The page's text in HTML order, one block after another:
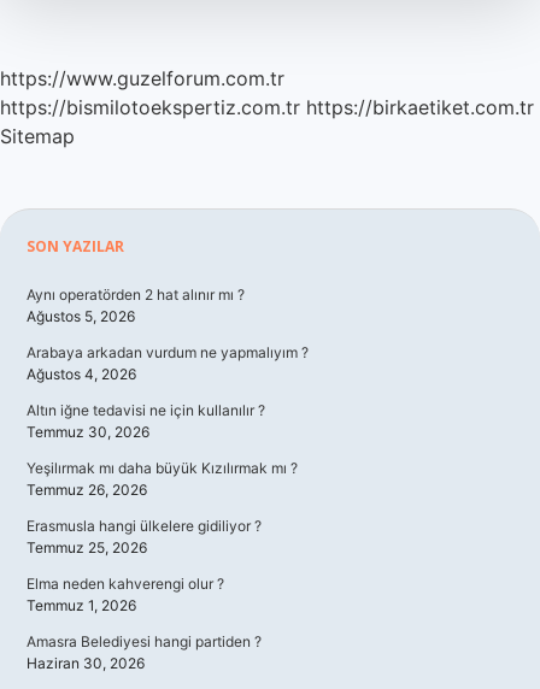
https://www.guzelforum.com.tr
https://bismilotoekspertiz.com.tr https://birkaetiket.com.tr
Sitemap
Sidebar
SON YAZILAR
Aynı operatörden 2 hat alınır mı ?
Ağustos 5, 2026
Arabaya arkadan vurdum ne yapmalıyım ?
Ağustos 4, 2026
Altın iğne tedavisi ne için kullanılır ?
Temmuz 30, 2026
Yeşilırmak mı daha büyük Kızılırmak mı ?
Temmuz 26, 2026
Erasmusla hangi ülkelere gidiliyor ?
Temmuz 25, 2026
Elma neden kahverengi olur ?
Temmuz 1, 2026
Amasra Belediyesi hangi partiden ?
Haziran 30, 2026